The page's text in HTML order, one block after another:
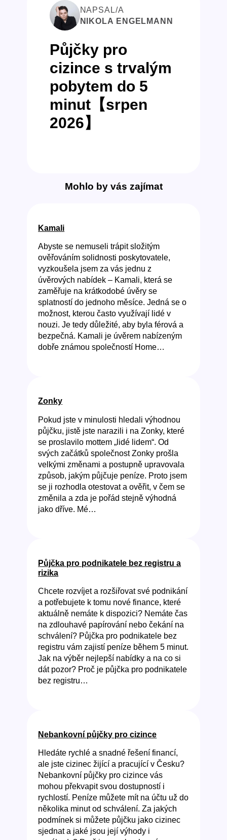
NAPSAL/A
NIKOLA ENGELMANN
Půjčky pro
cizince s trvalým
pobytem do 5
minut【srpen
2026】
Mohlo by vás zajímat
Kamali
Abyste se nemuseli trápit složitým
ověřováním solidnosti poskytovatele,
vyzkoušela jsem za vás jednu z
úvěrových nabídek – Kamali, která se
zaměřuje na krátkodobé úvěry se
splatností do jednoho měsíce. Jedná se o
možnost, kterou často využívají lidé v
nouzi. Je tedy důležité, aby byla férová a
bezpečná. Kamali je úvěrem nabízeným
dobře známou společností Home…
Zonky
Pokud jste v minulosti hledali výhodnou
půjčku, jistě jste narazili i na Zonky, které
se proslavilo mottem „lidé lidem“. Od
svých začátků společnost Zonky prošla
velkými změnami a postupně upravovala
způsob, jakým půjčuje peníze. Proto jsem
se ji rozhodla otestovat a ověřit, v čem se
změnila a zda je pořád stejně výhodná
jako dříve. Mé…
Půjčka pro podnikatele bez registru a
rizika
Chcete rozvíjet a rozšiřovat své podnikání
a potřebujete k tomu nové finance, které
aktuálně nemáte k dispozici? Nemáte čas
na zdlouhavé papírování nebo čekání na
schválení? Půjčka pro podnikatele bez
registru vám zajistí peníze během 5 minut.
Jak na výběr nejlepší nabídky a na co si
dát pozor? Proč je půjčka pro podnikatele
bez registru…
Nebankovní půjčky pro cizince
Hledáte rychlé a snadné řešení financí,
ale jste cizinec žijící a pracující v Česku?
Nebankovní půjčky pro cizince vás
mohou překvapit svou dostupností i
rychlostí. Peníze můžete mít na účtu už do
několika minut od schválení. Za jakých
podmínek si můžete půjčku jako cizinec
sjednat a jaké jsou její výhody i